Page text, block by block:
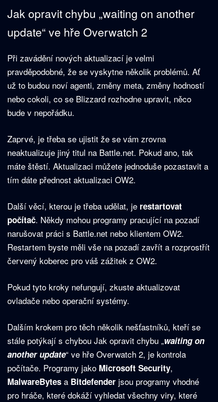
Jak opravit chybu „waiting on another
update“ ve hře Overwatch 2
Při zavádění nových aktualizací je velmi
pravděpodobné, že se vyskytne několik problémů. Ať
už to budou noví agenti, změny meta, změny hodností
nebo cokoli, co se Blizzard rozhodne upravit, něco
bude v nepořádku.
Zaprvé, je třeba se ujistit že se vám zrovna
neaktualizuje jiný titul na Battle.net. Pokud ano, tak
máte štěstí. Aktualizaci můžete jednoduše pozastavit a
tím dáte přednost aktualizaci OW2.
Další věcí, kterou je třeba udělat, je restartovat
počítač. Někdy mohou programy pracující na pozadí
narušovat práci s Battle.net nebo klientem OW2.
Restartem byste měli vše na pozadí zavřít a rozprostřít
červený koberec pro váš zážitek z OW2.
Pokud tyto kroky nefungují, zkuste aktualizovat
ovladače nebo operační systémy.
Dalším krokem pro těch několik nešťastníků, kteří se
stále potýkají s chybou Jak opravit chybu „waiting on
another update“ ve hře Overwatch 2, je kontrola
počítače. Programy jako Microsoft Security,
MalwareBytes a Bitdefender jsou programy vhodné
pro hráče, které dokáží vyhledat všechny viry, které